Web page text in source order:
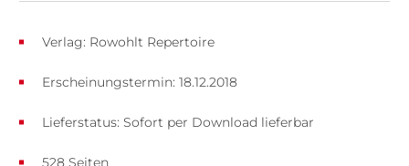
Verlag: Rowohlt Repertoire
Erscheinungstermin: 18.12.2018
Lieferstatus: Sofort per Download lieferbar
528 Seiten